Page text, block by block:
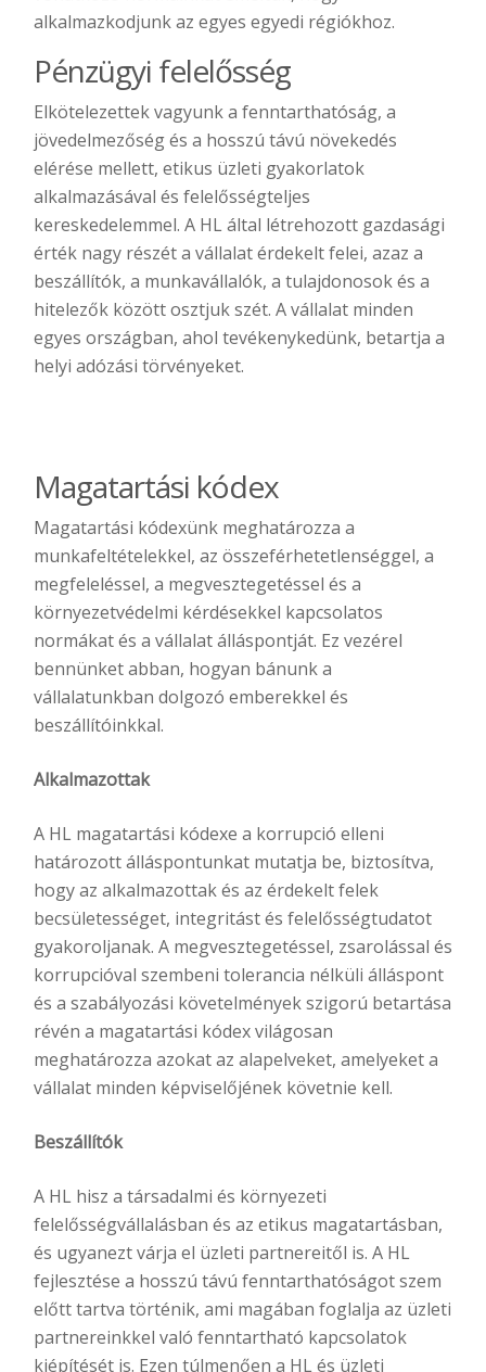
alkalmazkodjunk az egyes egyedi régiókhoz.
Pénzügyi felelősség
Elkötelezettek vagyunk a fenntarthatóság, a
jövedelmezőség és a hosszú távú növekedés
elérése mellett, etikus üzleti gyakorlatok
alkalmazásával és felelősségteljes
kereskedelemmel. A HL által létrehozott gazdasági
érték nagy részét a vállalat érdekelt felei, azaz a
beszállítók, a munkavállalók, a tulajdonosok és a
hitelezők között osztjuk szét. A vállalat minden
egyes országban, ahol tevékenykedünk, betartja a
helyi adózási törvényeket.
Magatartási kódex
Magatartási kódexünk meghatározza a
munkafeltételekkel, az összeférhetetlenséggel, a
megfeleléssel, a megvesztegetéssel és a
környezetvédelmi kérdésekkel kapcsolatos
normákat és a vállalat álláspontját. Ez vezérel
bennünket abban, hogyan bánunk a
vállalatunkban dolgozó emberekkel és
beszállítóinkkal.
Alkalmazottak
A HL magatartási kódexe a korrupció elleni
határozott álláspontunkat mutatja be, biztosítva,
hogy az alkalmazottak és az érdekelt felek
becsületességet, integritást és felelősségtudatot
gyakoroljanak. A megvesztegetéssel, zsarolással és
korrupcióval szembeni tolerancia nélküli álláspont
és a szabályozási követelmények szigorú betartása
révén a magatartási kódex világosan
meghatározza azokat az alapelveket, amelyeket a
vállalat minden képviselőjének követnie kell.
Beszállítók
A HL hisz a társadalmi és környezeti
felelősségvállalásban és az etikus magatartásban,
és ugyanezt várja el üzleti partnereitől is. A HL
fejlesztése a hosszú távú fenntarthatóságot szem
előtt tartva történik, ami magában foglalja az üzleti
partnereinkkel való fenntartható kapcsolatok
kiépítését is. Ezen túlmenően a HL és üzleti